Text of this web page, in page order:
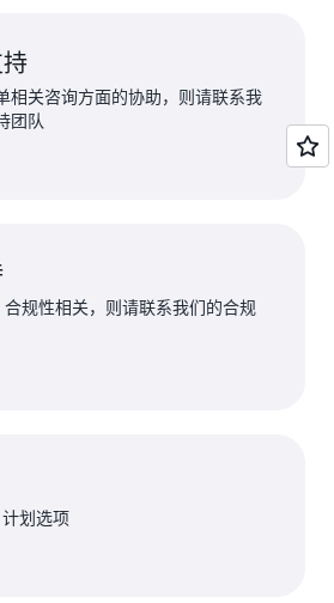
相关咨询方面的协助，则请联系我
团队
规性相关，则请联系我们的合规
划选项